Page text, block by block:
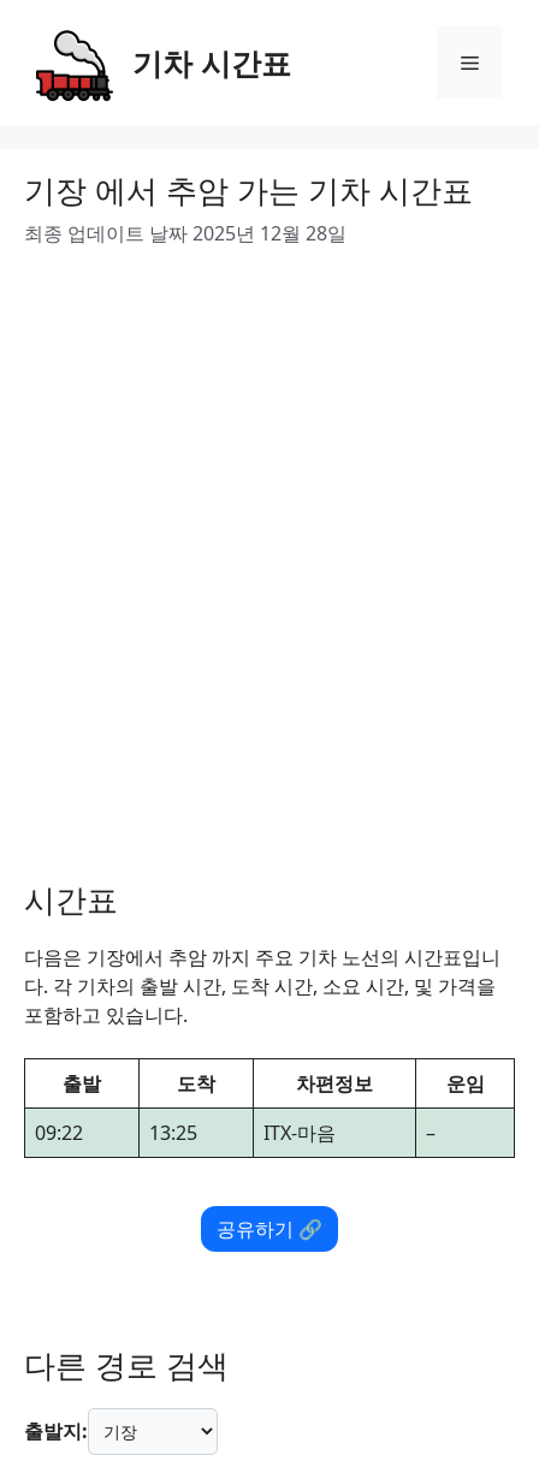
content
기차 시간표 Menu
기장 에서 추암 가는 기차 시간표
최종 업데이트 날짜 2025년 12월 28일
시간표
다음은 기장에서 추암 까지 주요 기차 노선의 시간표입니
다. 각 기차의 출발 시간, 도착 시간, 소요 시간, 및 가격을
포함하고 있습니다.
출발 도착 차편정보
운임
09:22
13:25 ITX-마음 –
공유하기 🔗
다른 경로 검색
출발지: